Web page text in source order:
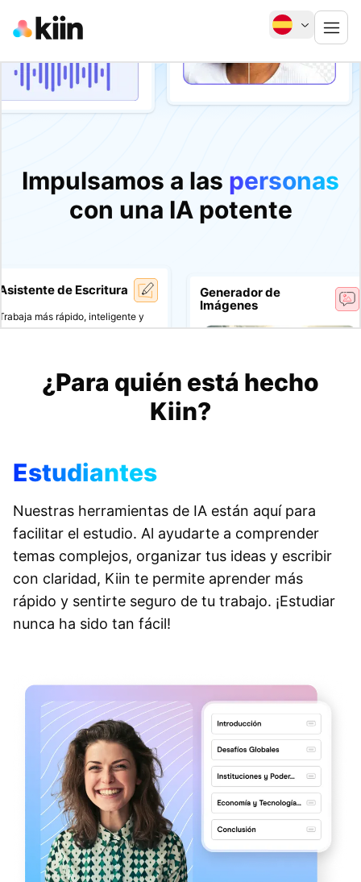
Impulsamos a las personas
con una IA potente
ejemplos que
sus usos prácticos.
de Escritura
más rápido, inteligente y
creativamente con nuestro
con herramientas de IA
te ayudan a reestructurar y
Generador de
Imágenes
¿Para quién está hecho
Kiin?
Estudiantes
Nuestras herramientas de IA están aquí para
facilitar el estudio. Al ayudarte a comprender
temas complejos, organizar tus ideas y escribir
con claridad, Kiin te permite aprender más
rápido y sentirte seguro de tu trabajo. ¡Estudiar
nunca ha sido tan fácil!